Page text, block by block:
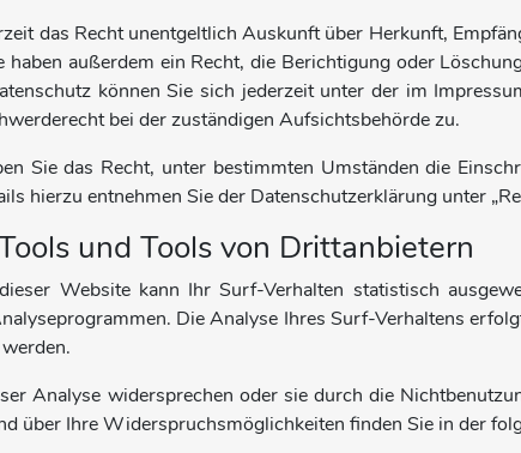
das Recht unentgeltlich Auskunft über Herkunft,
haben außerdem ein Recht, die Berichtigung oder
können Sie sich jederzeit unter der im
bei der zuständigen Aufsichtsbehörde zu.
Sie das Recht, unter bestimmten Umständen die
hierzu entnehmen Sie der Datenschutzerklärung unter
und Tools von Drittanbietern
Website kann Ihr Surf-Verhalten statistisch
Die Analyse Ihres Surf-Verhaltens
Analyse widersprechen oder sie durch die
über Ihre Widerspruchsmöglichkeiten finden Sie in der